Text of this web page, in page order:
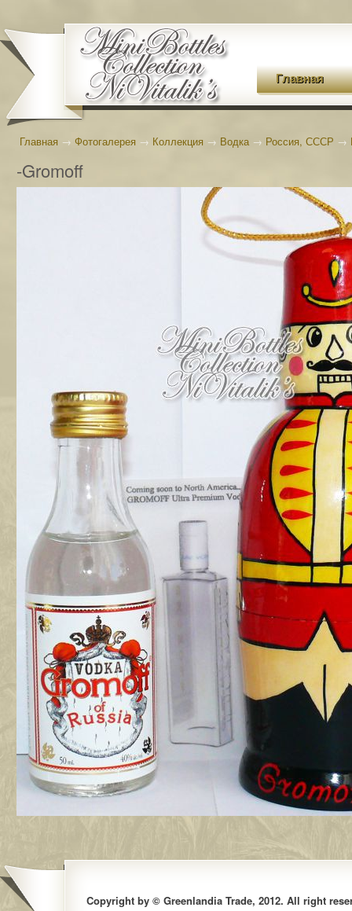
Главная
Главная → Фотогалерея → Коллекция → Водка→ Россия, СССР →
-Gromoff
Copyright by © Greenlandia Trade, 2012. All right